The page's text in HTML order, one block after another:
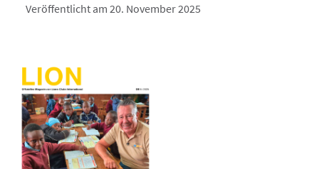
Veröffentlicht am 20. November 2025